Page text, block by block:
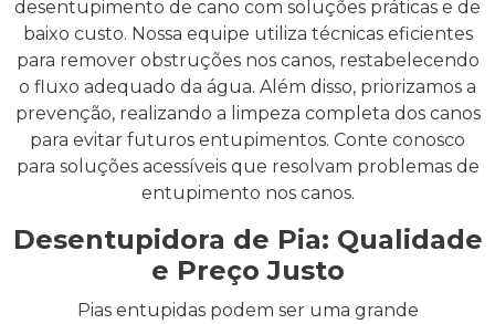
desentupimento de cano com soluções práticas e de
baixo custo. Nossa equipe utiliza técnicas eficientes
para remover obstruções nos canos, restabelecendo
o fluxo adequado da água. Além disso, priorizamos a
prevenção, realizando a limpeza completa dos canos
para evitar futuros entupimentos. Conte conosco
para soluções acessíveis que resolvam problemas de
entupimento nos canos.
Desentupidora de Pia: Qualidade
e Preço Justo
Pias entupidas podem ser uma grande